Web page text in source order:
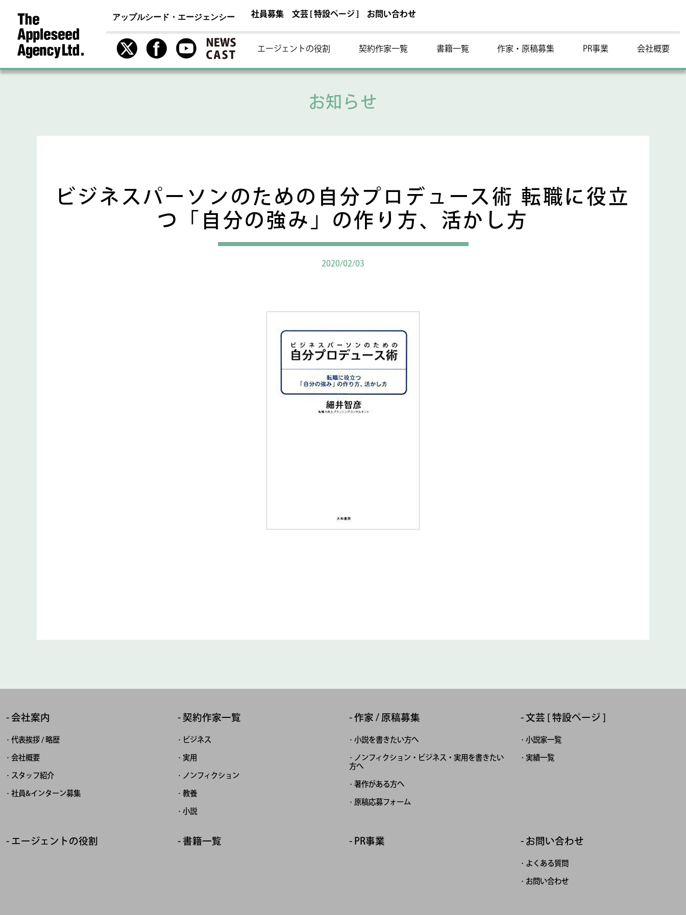
アップルシード・エージェンシー 社員募集 文芸 [ 特設ページ ] お問い合わせ
エージェントの役割 契約作家一覧 書籍一覧 作家・原稿募集 PR事業 会社概要
お知らせ
ビジネスパーソンのための自分プロデュース術 転職に役立
つ「自分の強み」の作り方、活かし方
2020/02/03
会社案内
代表挨拶 / 略歴
会社概要
スタッフ紹介
社員&インターン募集
契約作家一覧
ビジネス
実用
ノンフィクション
教養
小説
作家 / 原稿募集
小説を書きたい方へ
ノンフィクション・ビジネス・実用を書きたい
方へ
著作がある方へ
原稿応募フォーム
文芸 [ 特設ページ ]
小説家一覧
実績一覧
エージェントの役割 書籍一覧 PR事業 お問い合わせ
よくある質問
お問い合わせ